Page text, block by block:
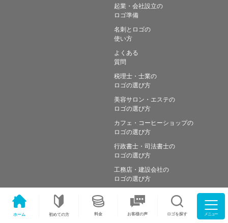
ホーム 初めての方 料金 お客様の声 ロゴを探す メニュー
起業・会社設立の
ロゴ準備
名刺とロゴの
使い方
よくある
質問
税理士・士業の
ロゴの選び方
美容サロン・エステの
ロゴの選び方
カフェ・コーヒーショップの
ロゴの選び方
行政書士・司法書士の
ロゴの選び方
工務店・建設会社の
ロゴの選び方
Copyright © Simple works Inc. All Rights Reserved.